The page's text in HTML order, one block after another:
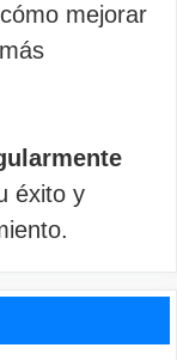
mejorar
éxito y